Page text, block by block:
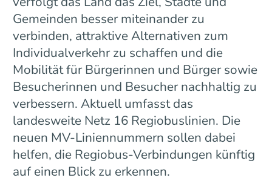
Gemeinden besser miteinander zu
verbinden, attraktive Alternativen zum
Individualverkehr zu schaffen und die
Mobilität für Bürgerinnen und Bürger sowie
Besucherinnen und Besucher nachhaltig zu
verbessern. Aktuell umfasst das
landesweite Netz 16 Regiobuslinien. Die
neuen MV-Liniennummern sollen dabei
helfen, die Regiobus-Verbindungen künftig
auf einen Blick zu erkennen.